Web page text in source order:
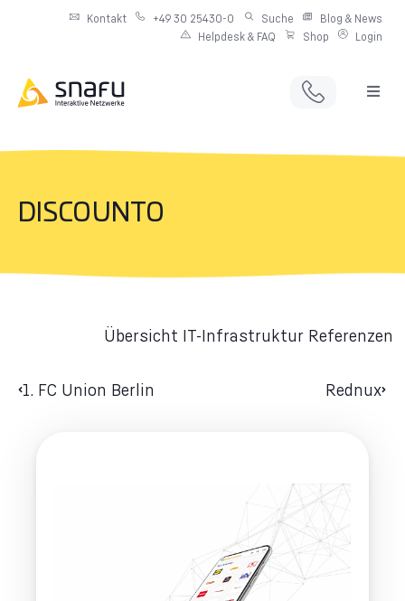
Kontakt +49 30 25430-0 Suche
Blog & News
Helpdesk & FAQ
Shop Login
Netzwerkdienste
DISCOUNTO
Übersicht IT-Infrastruktur Referenzen
1. FC Union Berlin Rednux